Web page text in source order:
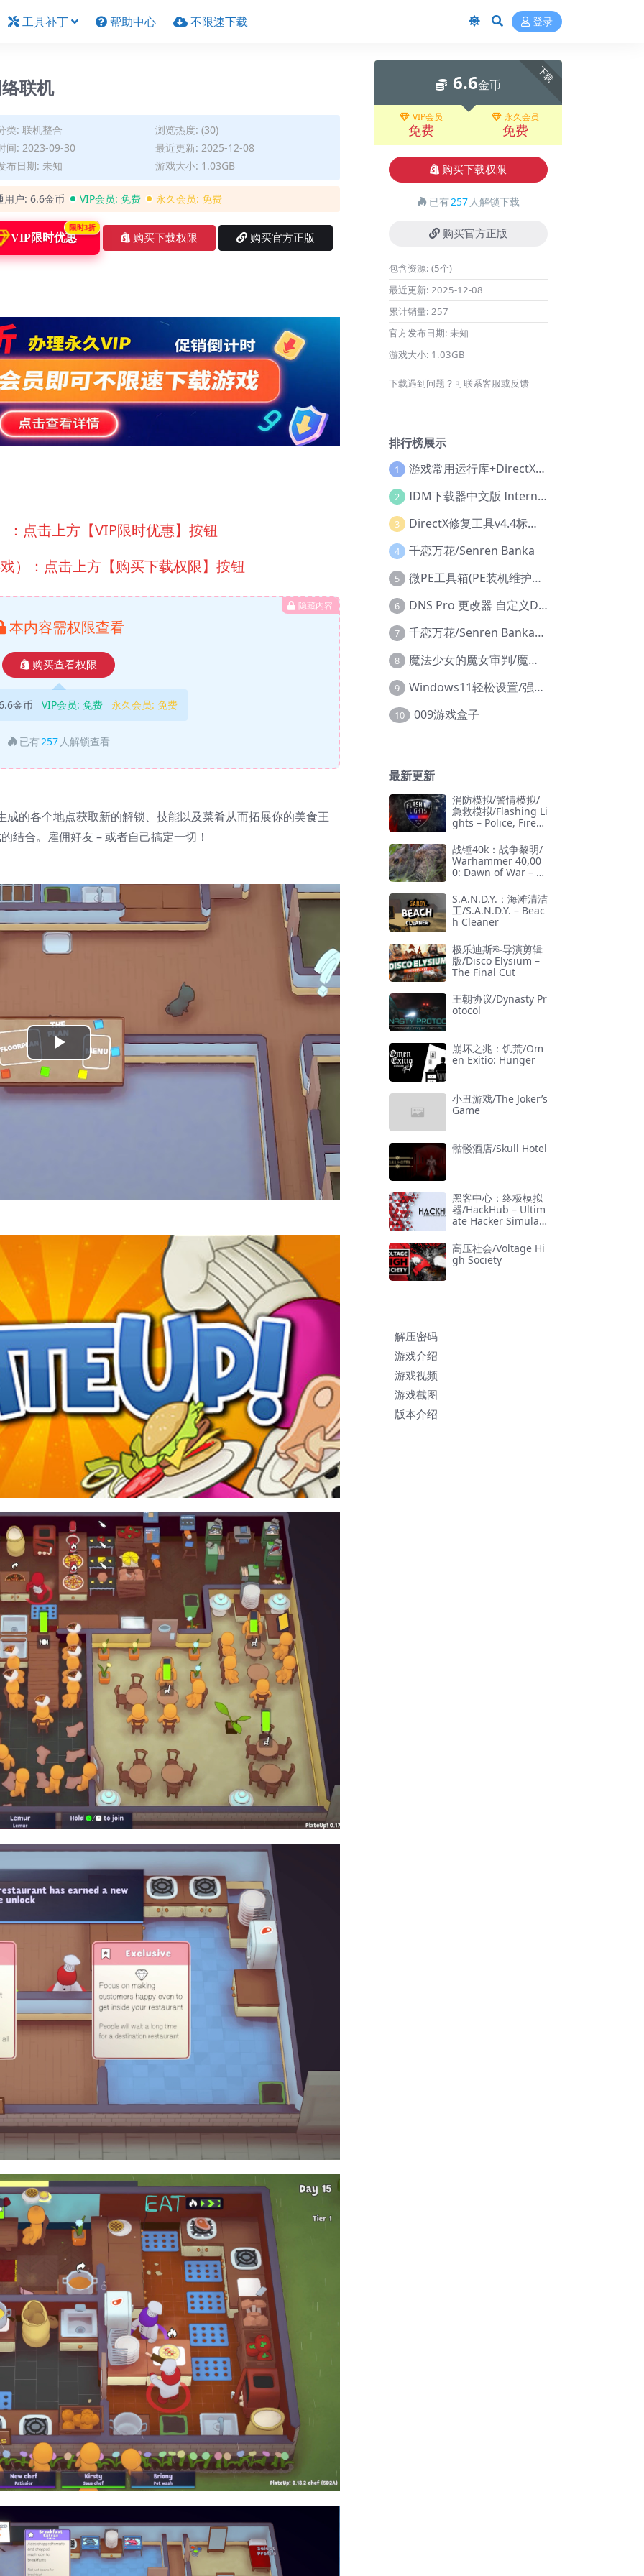
工具补丁 帮助中心 不限速下载 登录
联机
类: 联机整合
浏览热度: (30)
间: 2023-09-30
最近更新: 2025-12-08
布日期: 未知
游戏大小: 1.03GB
用户: 6.6金币 VIP会员: 免费 永久会员: 免费
VIP限时优惠
限时3折
购买下载权限 购买官方正版
点击上方【VIP限时优惠】按钮
）：点击上方【购买下载权限】按钮
隐藏内容
本内容需权限查看
购买查看权限
金币 VIP会员: 免费 永久会员: 免费
已有257 人解锁查看
的各个地点获取新的解锁、技能以及菜肴从而拓展你的美食王
结合。雇佣好友 – 或者自己搞定一切！
Play
Video
下载
6.6金币
VIP会员
免费
永久会员
免费
购买下载权限
已有257 人解锁下载
购买官方正版
包含资源: (5个)
最近更新: 2025-12-08
累计销量: 257
官方发布日期: 未知
游戏大小: 1.03GB
下载遇到问题？可联系客服或反馈
排行榜展示
1 游戏常用运行库+DirectX修复增强版
2 IDM下载器中文版 Internet Download Manager v6.42.36 IDM
3 DirectX修复工具v4.4标准版+增强版+在线修复版
4 千恋万花/Senren Banka
5 微PE工具箱(PE装机维护工具) v2.3官方正式版
6 DNS Pro 更改器 自定义DNS修改
7 千恋万花/Senren Banka/安卓版
8 魔法少女的魔女审判/魔法少女ノ魔女裁判
9 Windows11轻松设置/强力禁止WD等/兼容Win10
10 009游戏盒子
最新更新
消防模拟/警情模拟/
急救模拟/Flashing Li
ghts – Police, Firefi
Services Simulator
战锤40k：战争黎明/
Warhammer 40,00
0: Dawn of War – D
S.A.N.D.Y.：海滩清洁
工/S.A.N.D.Y. – Beac
h Cleaner
极乐迪斯科导演剪辑
版/Disco Elysium –
The Final Cut
王朝协议/Dynasty Pr
otocol
崩坏之兆：饥荒/Om
en Exitio: Hunger
小丑游戏/The Joker’s
Game
骷髅酒店/Skull Hotel
黑客中心：终极模拟
器/HackHub – Ultim
ate Hacker Simulat
高压社会/Voltage Hi
gh Society
解压密码
游戏介绍
游戏视频
游戏截图
版本介绍